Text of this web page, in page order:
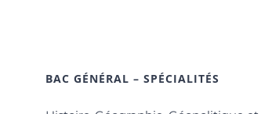
BAC GÉNÉRAL – SPÉCIALITÉS